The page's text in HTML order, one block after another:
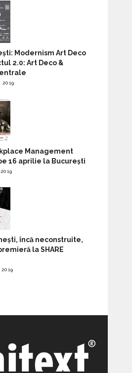
Modernism Art Deco
2.0: Art Deco &
2019
Management
16 aprilie la București
încă neconstruite,
la SHARE